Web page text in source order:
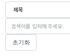
초기화